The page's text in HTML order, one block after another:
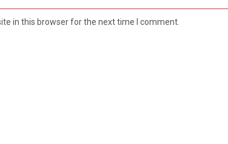
in this browser for the next time I comment.